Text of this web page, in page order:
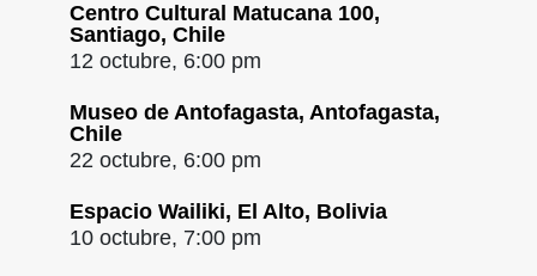
Centro Cultural Matucana 100,
Santiago, Chile
12 octubre, 6:00 pm
Museo de Antofagasta, Antofagasta,
Chile
22 octubre, 6:00 pm
Espacio Wailiki, El Alto, Bolivia
10 octubre, 7:00 pm